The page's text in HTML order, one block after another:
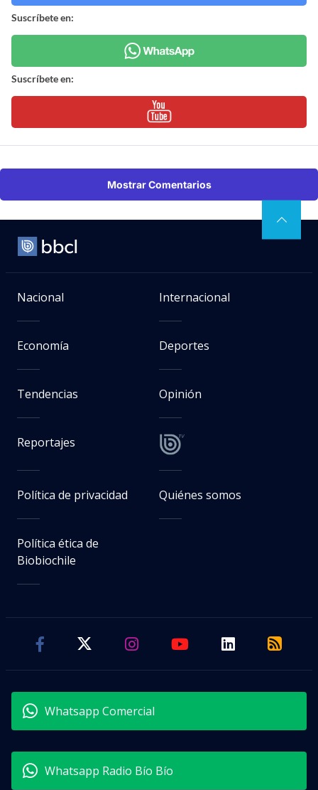
Suscríbete en:
Suscríbete en:
Mostrar Comentarios
Nacional Internacional
Economía Deportes
Tendencias Opinión
Reportajes
Política de privacidad Quiénes somos
Política ética de
Biobiochile
Whatsapp Comercial
Whatsapp Radio Bío Bío